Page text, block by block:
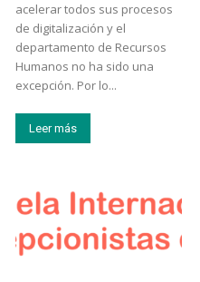
acelerar todos sus procesos
de digitalización y el
departamento de Recursos
Humanos no ha sido una
excepción. Por lo...
Leer más